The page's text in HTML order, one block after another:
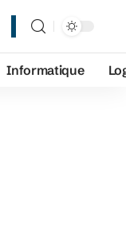
Informatique